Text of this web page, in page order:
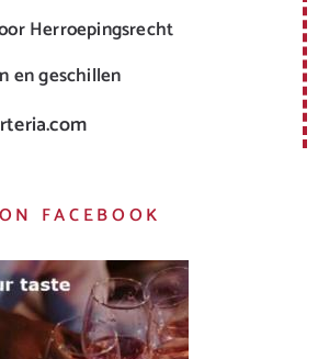
Herroepingsrecht
en geschillen
FACEBOOK